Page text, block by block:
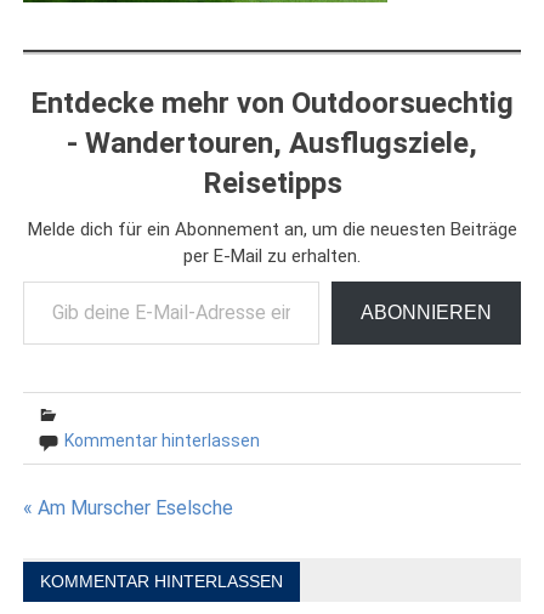
Entdecke mehr von Outdoorsuechtig
- Wandertouren, Ausflugsziele,
Reisetipps
Melde dich für ein Abonnement an, um die neuesten Beiträge
per E-Mail zu erhalten.
Gib deine E-Mail-Adresse ein ...
ABONNIEREN
Kommentar hinterlassen
Beitragsnavigation
« Am Murscher Eselsche
KOMMENTAR HINTERLASSEN